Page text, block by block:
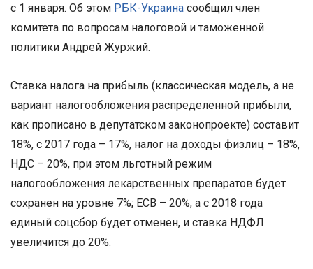
с 1 января. Об этом РБК-Украина сообщил член
комитета по вопросам налоговой и таможенной
политики Андрей Журжий.
Ставка налога на прибыль (классическая модель, а не
вариант налогообложения распределенной прибыли,
как прописано в депутатском законопроекте) составит
18%, с 2017 года – 17%, налог на доходы физлиц – 18%,
НДС – 20%, при этом льготный режим
налогообложения лекарственных препаратов будет
сохранен на уровне 7%; ЕСВ – 20%, а с 2018 года
единый соцсбор будет отменен, и ставка НДФЛ
увеличится до 20%.